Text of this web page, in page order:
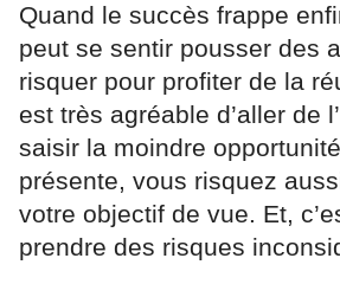
Quand le succès frappe
peut se sentir pousser des
risquer pour profiter de la
est très agréable d’aller de
saisir la moindre
présente, vous risquez
votre objectif de vue. Et,
prendre des risques